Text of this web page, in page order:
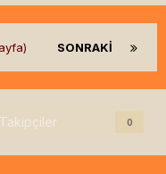
SONRAKI
Takipçiler 0